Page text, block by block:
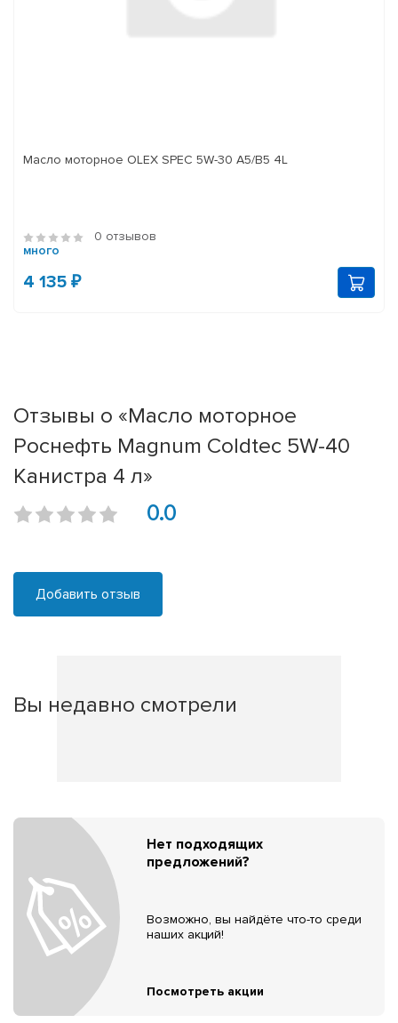
Масло моторное OLEX SPEC 5W-30 A5/B5 4L
0 отзывов
много
4 135 ₽
Отзывы о «Масло моторное
Роснефть Magnum Coldtec 5W-40
Канистра 4 л»
0.0
Добавить отзыв
Вы недавно смотрели
Нет подходящих
предложений?
Возможно, вы найдёте что-то среди
наших акций!
Посмотреть акции